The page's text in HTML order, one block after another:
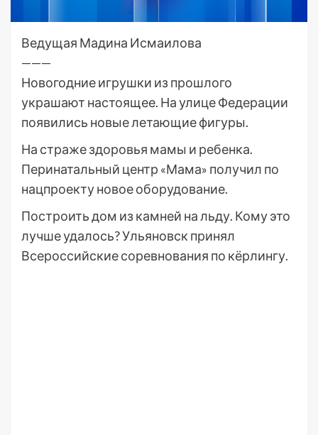
Ведущая Мадина Исмаилова
———
Новогодние игрушки из прошлого
украшают настоящее. На улице Федерации
появились новые летающие фигуры.
На страже здоровья мамы и ребенка.
Перинатальный центр «Мама» получил по
нацпроекту новое оборудование.
Построить дом из камней на льду. Кому это
лучше удалось? Ульяновск принял
Всероссийские соревнования по кёрлингу.